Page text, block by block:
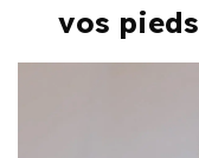
vos pieds